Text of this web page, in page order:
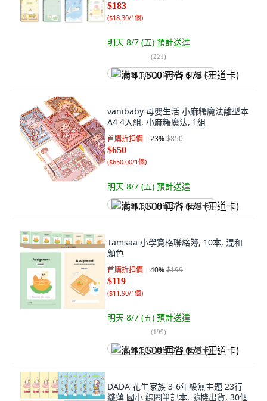
$183
($18.30/1個)
明天 8/7 (五) 預計送達
(221)
满 $1,500 再省 $75 (王道卡)
vanibaby 母嬰生活 小麻糬魔法離型本
A4 4入組, 小麻糬魔法, 1組
首購折扣價 23%$850
$650
($650.00/1個)
明天 8/7 (五) 預計送達
满 $1,500 再省 $75 (王道卡)
Tamsaa 小學寬格聯絡簿, 10本, 混和
顏色
首購折扣價 40%$199
$119
($11.90/1個)
明天 8/7 (五) 預計送達
(199)
满 $1,500 再省 $75 (王道卡)
DADA 花生家族 3-6年級無主題 23行
纖薄 國小 線圈筆記本, 隨機出貨, 30個